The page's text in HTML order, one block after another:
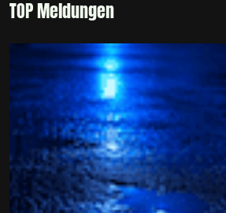
TOP Meldungen